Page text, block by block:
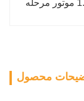
1.75N.m NEMA 23 موتور مرحله
محصول